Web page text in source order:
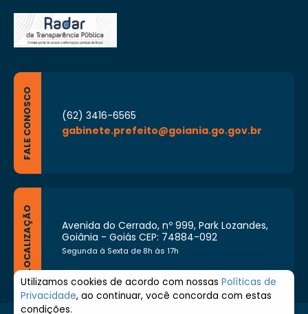
FALE CONOSCO
(62) 3416-6565
gabinete.prefeito@goiania.go.gov.br
LOCALIZAÇÃO
Avenida do Cerrado, nº 999, Park Lozandes,
Goiânia - Goiás CEP: 74884-092
Segunda à Sexta de 8h às 17h
Utilizamos cookies de acordo com nossas Políticas de
Privacidade, ao continuar, você concorda com estas
condições.